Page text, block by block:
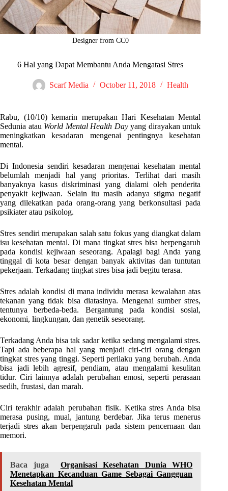
Designer from CC0
6 Hal yang Dapat Membantu Anda Mengatasi Stres
Scarf Media October 11, 2018 Health
Rabu, (10/10) kemarin merupakan Hari Kesehatan Mental
Sedunia atau World Mental Health Dayyang dirayakan untuk
meningkatkan kesadaran mengenai pentingnya kesehatan
mental.
Di Indonesia sendiri kesadaran mengenai kesehatan mental
belumlah menjadi hal yang prioritas. Terlihat dari masih
banyaknya kasus diskriminasi yang dialami oleh penderita
penyakit kejiwaan. Selain itu masih adanya stigma negatif
yang dilekatkan pada orang-orang yang berkonsultasi pada
psikiater atau psikolog.
Stres sendiri merupakan salah satu fokus yang diangkat dalam
isu kesehatan mental. Di mana tingkat stres bisa berpengaruh
pada kondisi kejiwaan seseorang. Apalagi bagi Anda yang
tinggal di kota besar dengan banyak aktivitas dan tuntutan
pekerjaan. Terkadang tingkat stres bisa jadi begitu terasa.
Stres adalah kondisi di mana individu merasa kewalahan atas
tekanan yang tidak bisa diatasinya. Mengenai sumber stres,
tentunya berbeda-beda. Bergantung pada kondisi sosial,
ekonomi, lingkungan, dan genetik seseorang.
Terkadang Anda bisa tak sadar ketika sedang mengalami stres.
Tapi ada beberapa hal yang menjadi ciri-ciri orang dengan
tingkat stres yang tinggi. Seperti perilaku yang berubah. Anda
bisa jadi lebih agresif, pendiam, atau mengalami kesulitan
tidur. Ciri lainnya adalah perubahan emosi, seperti perasaan
sedih, frustasi, dan marah.
Ciri terakhir adalah perubahan fisik. Ketika stres Anda bisa
merasa pusing, mual, jantung berdebar. Jika terus menerus
terjadi stres akan berpengaruh pada sistem pencernaan dan
memori.
Baca juga
Organisasi Kesehatan Dunia WHO
Menetapkan Kecanduan Game Sebagai Gangguan
Kesehatan Mental